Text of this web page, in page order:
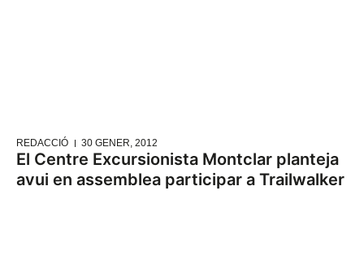
REDACCIÓ 30 GENER, 2012
El Centre Excursionista Montclar planteja
avui en assemblea participar a Trailwalker